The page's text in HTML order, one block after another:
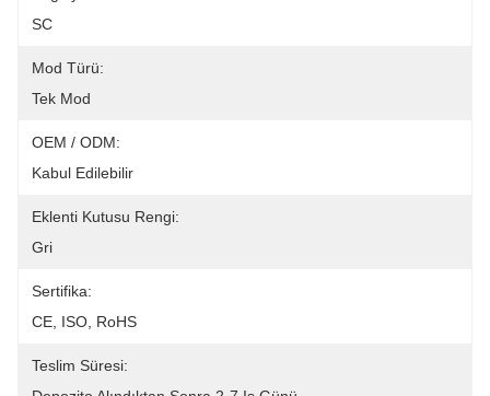
SC
Mod Türü:
Tek Mod
OEM / ODM:
Kabul Edilebilir
Eklenti Kutusu Rengi:
Gri
Sertifika:
CE, ISO, RoHS
Teslim Süresi: